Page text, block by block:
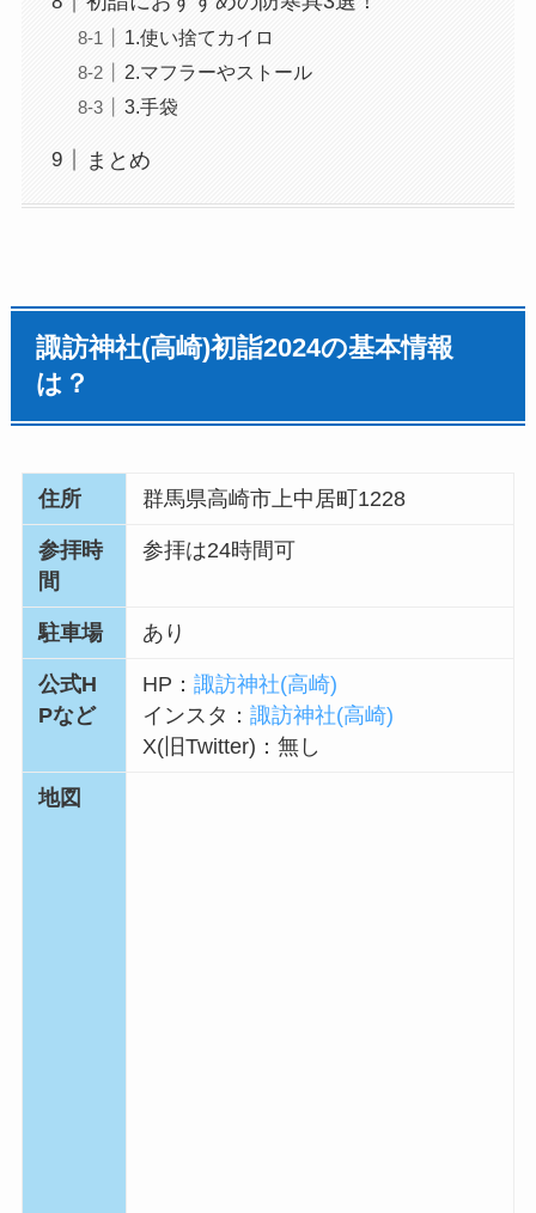
1.使い捨てカイロ
2.マフラーやストール
3.手袋
まとめ
諏訪神社(高崎)初詣2024の基本情報
は？
住所 群馬県高崎市上中居町1228
参拝時
間
参拝は24時間可
駐車場 あり
公式H
Pなど
HP：諏訪神社(高崎)
インスタ：諏訪神社(高崎)
X(旧Twitter)：無し
地図